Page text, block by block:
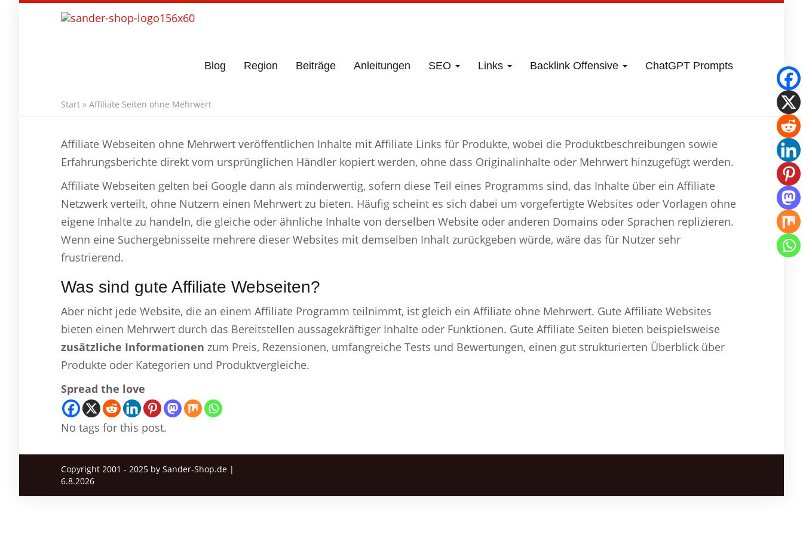
Blog Region Beiträge Anleitungen SEO Links Backlink Offensive ChatGPT Prompts
Start » Affiliate Seiten ohne Mehrwert
Affiliate Webseiten ohne Mehrwert veröffentlichen Inhalte mit Affiliate Links für Produkte, wobei die Produktbeschreibungen sowie
Erfahrungsberichte direkt vom ursprünglichen Händler kopiert werden, ohne dass Originalinhalte oder Mehrwert hinzugefügt werden.
Affiliate Webseiten gelten bei Google dann als minderwertig, sofern diese Teil eines Programms sind, das Inhalte über ein Affiliate
Netzwerk verteilt, ohne Nutzern einen Mehrwert zu bieten. Häufig scheint es sich dabei um vorgefertigte Websites oder Vorlagen ohne
eigene Inhalte zu handeln, die gleiche oder ähnliche Inhalte von derselben Website oder anderen Domains oder Sprachen replizieren.
Wenn eine Suchergebnisseite mehrere dieser Websites mit demselben Inhalt zurückgeben würde, wäre das für Nutzer sehr
frustrierend.
Was sind gute Affiliate Webseiten?
Aber nicht jede Website, die an einem Affiliate Programm teilnimmt, ist gleich ein Affiliate ohne Mehrwert. Gute Affiliate Websites
bieten einen Mehrwert durch das Bereitstellen aussagekräftiger Inhalte oder Funktionen. Gute Affiliate Seiten bieten beispielsweise
zusätzliche Informationen zum Preis, Rezensionen, umfangreiche Tests und Bewertungen, einen gut strukturierten Überblick über
Produkte oder Kategorien und Produktvergleiche.
Spread the love
No tags for this post.
Copyright 2001 - 2025 by Sander-Shop.de |
6.8.2026